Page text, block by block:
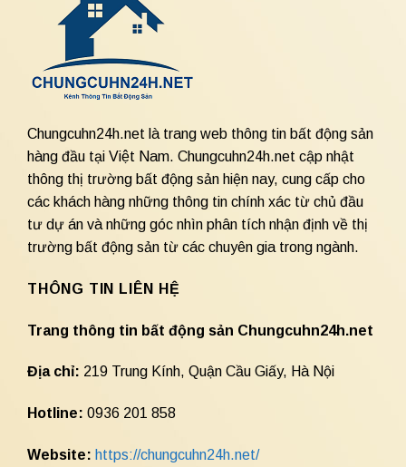
Chungcuhn24h.net là trang web thông tin bất động sản
hàng đầu tại Việt Nam. Chungcuhn24h.net cập nhật
thông thị trường bất động sản hiện nay, cung cấp cho
các khách hàng những thông tin chính xác từ chủ đầu
tư dự án và những góc nhìn phân tích nhận định về thị
trường bất động sản từ các chuyên gia trong ngành.
THÔNG TIN LIÊN HỆ
Trang thông tin bất động sản Chungcuhn24h.net
Địa chỉ: 219 Trung Kính, Quận Cầu Giấy, Hà Nội
Hotline: 0936 201 858
Website: https://chungcuhn24h.net/